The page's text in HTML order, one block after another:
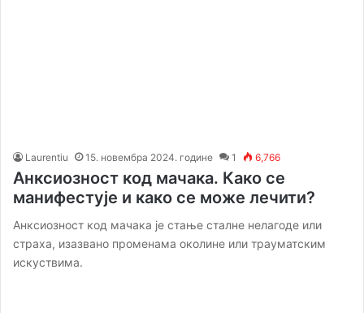
Laurentiu 15. новембра 2024. године 1 6,766
Анксиозност код мачака. Како се
манифестује и како се може лечити?
Анксиозност код мачака је стање сталне нелагоде или
страха, изазвано променама околине или трауматским
искуствима.